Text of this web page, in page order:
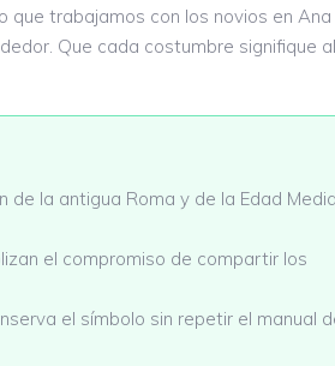
trabajamos con los novios en Ana
Que cada costumbre signifique
de la antigua Roma y de la Edad
el compromiso de compartir los
el símbolo sin repetir el manual